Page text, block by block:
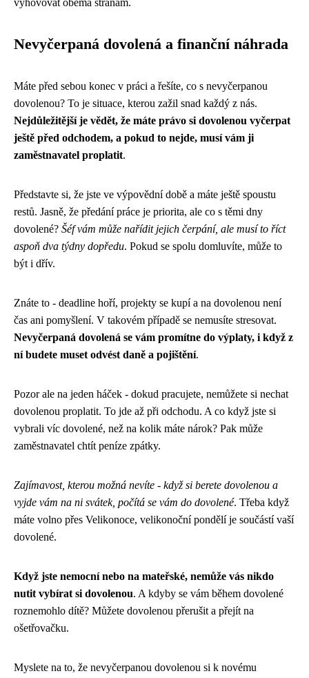
vyhovovat oběma stranám.
Nevyčerpaná dovolená a finanční náhrada
Máte před sebou konec v práci a řešíte, co s nevyčerpanou
dovolenou? To je situace, kterou zažil snad každý z nás.
Nejdůležitější je vědět, že máte právo si dovolenou vyčerpat
ještě před odchodem, a pokud to nejde, musí vám ji
zaměstnavatel proplatit.
Představte si, že jste ve výpovědní době a máte ještě spoustu
restů. Jasně, že předání práce je priorita, ale co s těmi dny
dovolené? Šéf vám může nařídit jejich čerpání, ale musí to říct
aspoň dva týdny dopředu. Pokud se spolu domluvíte, může to
být i dřív.
Znáte to - deadline hoří, projekty se kupí a na dovolenou není
čas ani pomyšlení. V takovém případě se nemusíte stresovat.
Nevyčerpaná dovolená se vám promítne do výplaty, i když z
ní budete muset odvést daně a pojištění.
Pozor ale na jeden háček - dokud pracujete, nemůžete si nechat
dovolenou proplatit. To jde až při odchodu. A co když jste si
vybrali víc dovolené, než na kolik máte nárok? Pak může
zaměstnavatel chtít peníze zpátky.
Zajímavost, kterou možná nevíte - když si berete dovolenou a
vyjde vám na ni svátek, počítá se vám do dovolené. Třeba když
máte volno přes Velikonoce, velikonoční pondělí je součástí vaší
dovolené.
Když jste nemocní nebo na mateřské, nemůže vás nikdo
nutit vybírat si dovolenou. A kdyby se vám během dovolené
roznemohlo dítě? Můžete dovolenou přerušit a přejít na
ošetřovačku.
Myslete na to, že nevyčerpanou dovolenou si k novému